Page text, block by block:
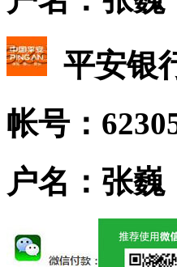
平安银
帐号：
户名：张巍